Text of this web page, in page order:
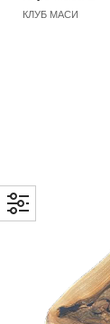
КЛУБ МАСИ